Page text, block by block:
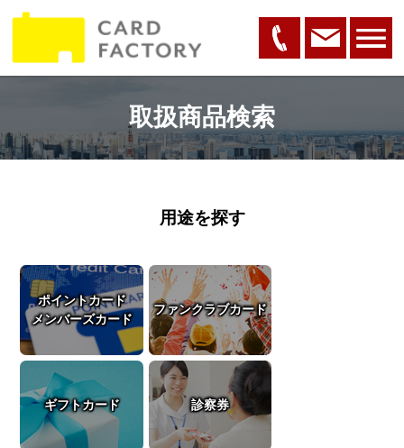
取扱商品検索
用途を探す
ポイントカード
メンバーズカード
ファンクラブカード
ギフトカード 診察券